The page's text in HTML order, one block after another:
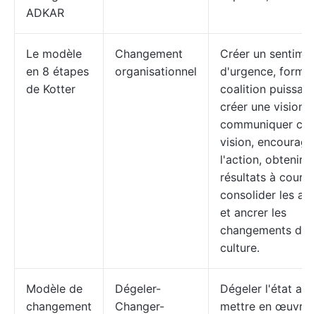
ADKAR
Le modèle
en 8 étapes
de Kotter
Changement
organisationnel
Créer un
d'urgence,
coalition
créer une vision,
communiquer
vision,
l'action, obtenir
résultats à court
consolider les
et ancrer les
changements
culture.
Modèle de
changement
Dégeler-
Changer-
Dégeler l'état
mettre en œuvre